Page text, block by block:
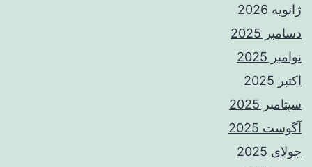
ژانویه 2026
دسامبر 2025
نوامبر 2025
اکتبر 2025
سپتامبر 2025
آگوست 2025
جولای 2025